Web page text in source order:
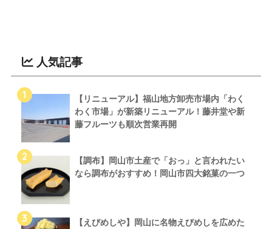
人気記事
【リニューアル】福山地方卸売市場内「わく
わく市場」が新築リニューアル！藤井堂や新
藤フルーツも順次営業再開
【調布】岡山市土産で「おっ」と言われたい
なら調布がおすすめ！岡山市四大銘菓の一つ
【えびめしや】岡山に名物えびめしを広めた